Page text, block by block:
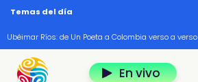
Pasar al contenido principal
Temas del día
Ubéimar Ríos: de Un Poeta a Colombia verso a verso
En vivo